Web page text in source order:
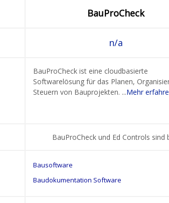
BauProCheck
n/a
BauProCheck ist eine cloudbasierte
Softwarelösung für das Planen,
Steuern von Bauprojekten. ...Mehr
BauProCheck und Ed Controls sind
Bausoftware
Baudokumentation Software